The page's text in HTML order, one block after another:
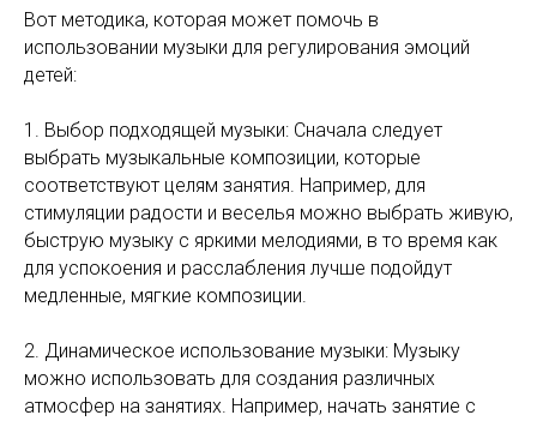
Вот методика, которая может помочь в
использовании музыки для регулирования эмоций
детей:
1. Выбор подходящей музыки: Сначала следует
выбрать музыкальные композиции, которые
соответствуют целям занятия. Например, для
стимуляции радости и веселья можно выбрать живую,
быструю музыку с яркими мелодиями, в то время как
для успокоения и расслабления лучше подойдут
медленные, мягкие композиции.
2. Динамическое использование музыки: Музыку
можно использовать для создания различных
атмосфер на занятиях. Например, начать занятие с